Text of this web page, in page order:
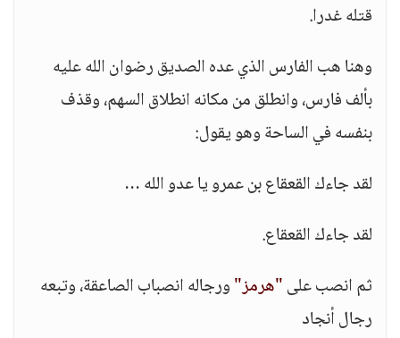
قتله غدرا.
وهنا هب الفارس الذي عده الصديق رضوان الله عليه
بألف فارس، وانطلق من مكانه انطلاق السهم، وقذف
بنفسه في الساحة وهو يقول:
لقد جاءك القعقاع بن عمرو يا عدو الله …
لقد جاءك القعقاع.
ثم انصب على"هرمز"ورجاله انصباب الصاعقة، وتبعه
رجال أنجاد